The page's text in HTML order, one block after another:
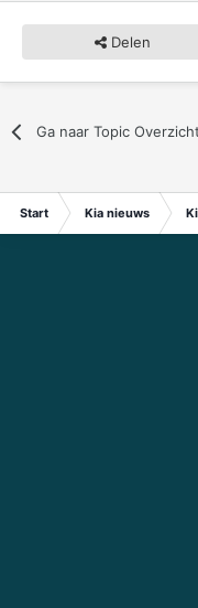
Delen
Ga naar Topic Overzicht
Start Kia nieuws